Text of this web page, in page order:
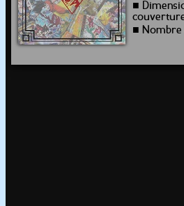
■
■ Nombre